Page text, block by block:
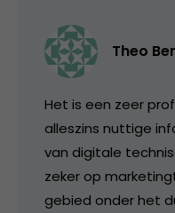
Theo
Het is een zeer
alleszins nuttige
van digitale
zeker op
gebied onder het